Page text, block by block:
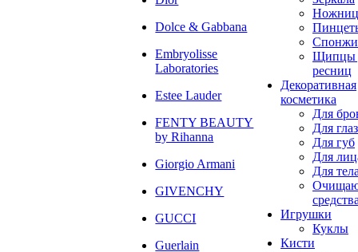
Dolce & Gabbana
Embryolisse
Laboratories
Estee Lauder
FENTY BEAUTY
by Rihanna
Giorgio Armani
GIVENCHY
GUCCI
Guerlain
Спонжи
Щипцы
ресниц
Декоративная
косметика
Для
Для глаз
Для губ
Для
Для
Игрушки
Куклы
Кисти